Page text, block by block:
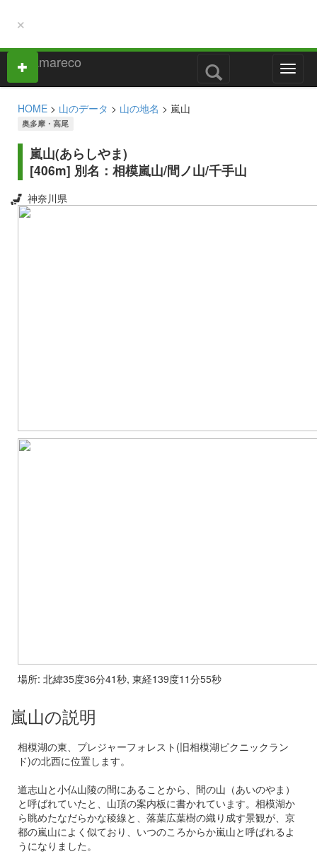
×
M
e
HOME > 山のデータ > 山の地名 > 嵐山
奥多摩・高尾
嵐山(あらしやま)
[406m] 別名：相模嵐山/間ノ山/千手山
神奈川県
場所: 北緯35度36分41秒, 東経139度11分55秒
嵐山の説明
相模湖の東、プレジャーフォレスト(旧相模湖ピクニックラン
ド)の北西に位置します。
道志山と小仏山陵の間にあることから、間の山（あいのやま）
と呼ばれていたと、山頂の案内板に書かれています。相模湖か
ら眺めたなだらかな稜線と、落葉広葉樹の織り成す景観が、京
都の嵐山によく似ており、いつのころからか嵐山と呼ばれるよ
うになりました。